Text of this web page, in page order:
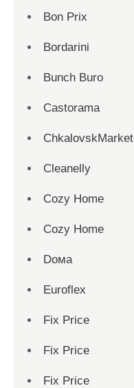
Bon Prix
Bordarini
Bunch Buro
Castorama
ChkalovskMarket
Cleanelly
Cozy Home
Cozy Home
Dома
Euroflex
Fix Price
Fix Price
Fix Price